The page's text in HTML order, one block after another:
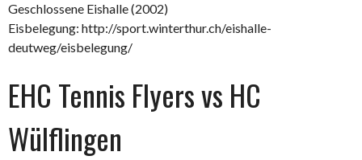
Geschlossene Eishalle (2002)
Eisbelegung: http://sport.winterthur.ch/eishalle-
deutweg/eisbelegung/
EHC Tennis Flyers vs HC
Wülflingen